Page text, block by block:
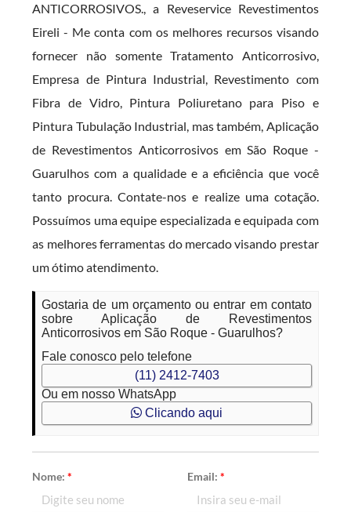
ANTICORROSIVOS., a Reveservice Revestimentos
Eireli - Me conta com os melhores recursos visando
fornecer não somente Tratamento Anticorrosivo,
Empresa de Pintura Industrial, Revestimento com
Fibra de Vidro, Pintura Poliuretano para Piso e
Pintura Tubulação Industrial, mas também, Aplicação
de Revestimentos Anticorrosivos em São Roque -
Guarulhos com a qualidade e a eficiência que você
tanto procura. Contate-nos e realize uma cotação.
Possuímos uma equipe especializada e equipada com
as melhores ferramentas do mercado visando prestar
um ótimo atendimento.
Gostaria de um orçamento ou entrar em contato
sobre Aplicação de Revestimentos
Anticorrosivos em São Roque - Guarulhos?
Fale conosco pelo telefone
(11) 2412-7403
Ou em nosso WhatsApp
Clicando aqui
Nome:* Email: *